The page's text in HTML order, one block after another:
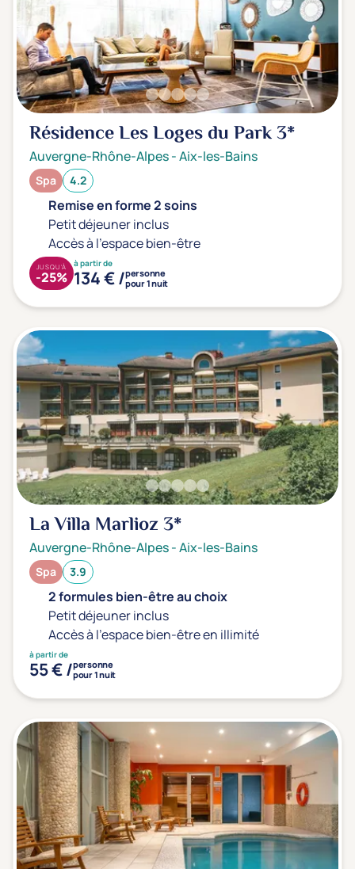
Résidence Les Loges du Park3*
Auvergne-Rhône-Alpes-Aix-les-Bains
Spa 4.2
Remise en forme 2 soins
Petit déjeuner inclus
Accès à l'espace bien-être
à partir de
134 € /personne
pour 1 nuit
JUSQU'À
-25%
La Villa Marlioz3*
Auvergne-Rhône-Alpes-Aix-les-Bains
Spa 3.9
2 formules bien-être au choix
Petit déjeuner inclus
Accès à l'espace bien-être en illimité
à partir de
55 € /personne
pour 1 nuit